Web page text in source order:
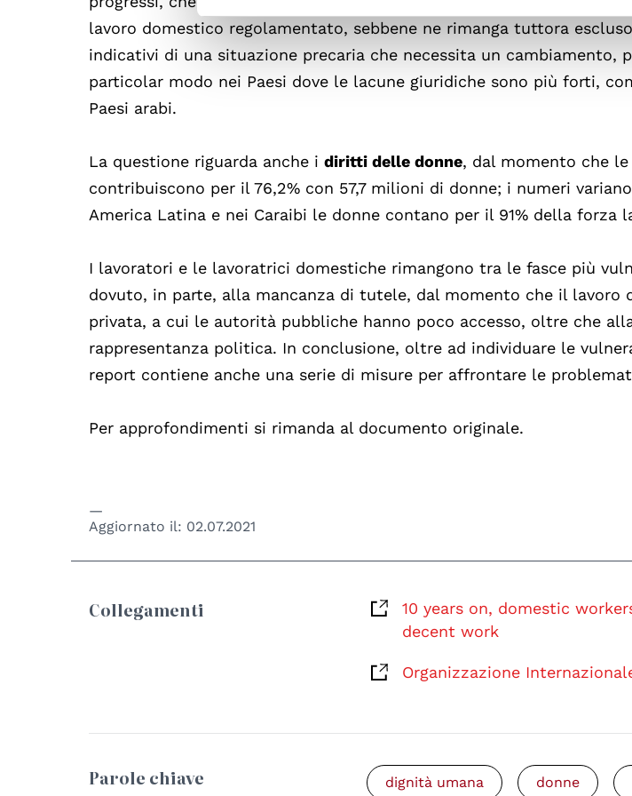
lavoro domestico regolamentato, sebbene ne rimanga tuttora
indicativi di una situazione precaria che necessita un cambiamento,
particolar modo nei Paesi dove le lacune giuridiche sono più forti,
Paesi arabi.
La questione riguarda anche idiritti delle donne, dal momento che
contribuiscono per il 76,2% con 57,7 milioni di donne; i numeri
America Latina e nei Caraibi le donne contano per il 91% della forza
I lavoratori e le lavoratrici domestiche rimangono tra le fasce più
dovuto, in parte, alla mancanza di tutele, dal momento che il lavoro
privata, a cui le autorità pubbliche hanno poco accesso, oltre che
rappresentanza politica. In conclusione, oltre ad individuare le
report contiene anche una serie di misure per affrontare le
Per approfondimenti si rimanda al documento originale.
Aggiornato il: 02.07.2021
Collegamenti
10 years on, domestic
decent work
Organizzazione
Parole chiave dignità umana donne